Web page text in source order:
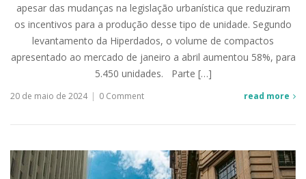
apesar das mudanças na legislação urbanística que reduziram
os incentivos para a produção desse tipo de unidade. Segundo
levantamento da Hiperdados, o volume de compactos
apresentado ao mercado de janeiro a abril aumentou 58%, para
5.450 unidades. Parte […]
20 de maio de 2024 | 0 Comment read more